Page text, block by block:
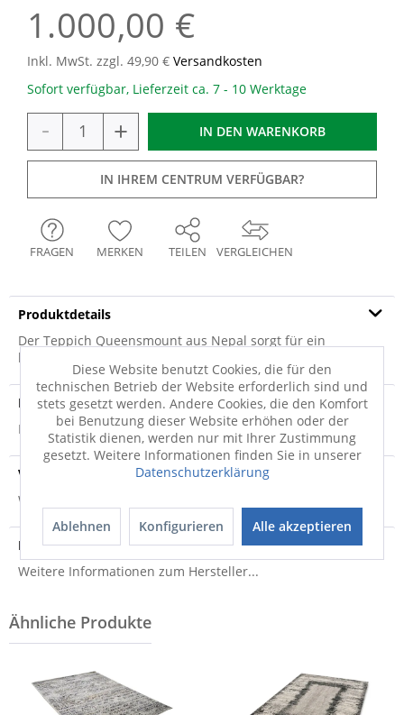
1.000,00 €
Inkl. MwSt. zzgl. 49,90 € Versandkosten
Sofort verfügbar, Lieferzeit ca. 7 - 10 Werktage
- + IN DEN WARENKORB
IN IHREM CENTRUM VERFÜGBAR?
VERGLEICHEN
FRAGEN MERKEN TEILEN
Produktdetails
Der Teppich Queensmount aus Nepal sorgt für ein
behagliches Wohnambiente. Der hochmoderne...
Produktsicherheit
Produktsicherheit
Versandinfo
Weitere Informationen zum Versand...
Hersteller
Weitere Informationen zum Hersteller...
Diese Website benutzt Cookies, die für den
technischen Betrieb der Website erforderlich sind und
stets gesetzt werden. Andere Cookies, die den Komfort
bei Benutzung dieser Website erhöhen oder der
Statistik dienen, werden nur mit Ihrer Zustimmung
gesetzt. Weitere Informationen finden Sie in unserer
Datenschutzerklärung
Ablehnen Konfigurieren Alle akzeptieren